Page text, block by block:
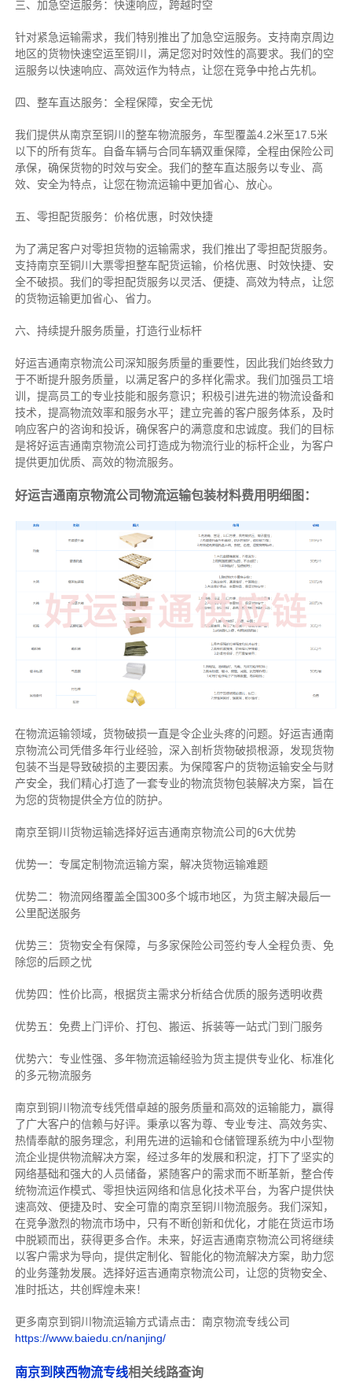
三、加急空运服务：快速响应，跨越时空
针对紧急运输需求，我们特别推出了加急空运服务。支持南京周边
地区的货物快速空运至铜川，满足您对时效性的高要求。我们的空
运服务以快速响应、高效运作为特点，让您在竞争中抢占先机。
四、整车直达服务：全程保障，安全无忧
我们提供从南京至铜川的整车物流服务，车型覆盖4.2米至17.5米
以下的所有货车。自备车辆与合同车辆双重保障，全程由保险公司
承保，确保货物的时效与安全。我们的整车直达服务以专业、高
效、安全为特点，让您在物流运输中更加省心、放心。
五、零担配货服务：价格优惠，时效快捷
为了满足客户对零担货物的运输需求，我们推出了零担配货服务。
支持南京至铜川大票零担整车配货运输，价格优惠、时效快捷、安
全不破损。我们的零担配货服务以灵活、便捷、高效为特点，让您
的货物运输更加省心、省力。
六、持续提升服务质量，打造行业标杆
好运吉通南京物流公司深知服务质量的重要性，因此我们始终致力
于不断提升服务质量，以满足客户的多样化需求。我们加强员工培
训，提高员工的专业技能和服务意识；积极引进先进的物流设备和
技术，提高物流效率和服务水平；建立完善的客户服务体系，及时
响应客户的咨询和投诉，确保客户的满意度和忠诚度。我们的目标
是将好运吉通南京物流公司打造成为物流行业的标杆企业，为客户
提供更加优质、高效的物流服务。
好运吉通南京物流公司物流运输包装材料费用明细图：
在物流运输领域，货物破损一直是令企业头疼的问题。好运吉通南
京物流公司凭借多年行业经验，深入剖析货物破损根源，发现货物
包装不当是导致破损的主要因素。为保障客户的货物运输安全与财
产安全，我们精心打造了一套专业的物流货物包装解决方案，旨在
为您的货物提供全方位的防护。
南京至铜川货物运输选择好运吉通南京物流公司的6大优势
优势一：专属定制物流运输方案，解决货物运输难题
优势二：物流网络覆盖全国300多个城市地区，为货主解决最后一
公里配送服务
优势三：货物安全有保障，与多家保险公司签约专人全程负责、免
除您的后顾之忧
优势四：性价比高，根据货主需求分析结合优质的服务透明收费
优势五：免费上门评价、打包、搬运、拆装等一站式门到门服务
优势六：专业性强、多年物流运输经验为货主提供专业化、标准化
的多元物流服务
南京到铜川物流专线凭借卓越的服务质量和高效的运输能力，赢得
了广大客户的信赖与好评。 秉承以客为尊、专业专注、高效务实、
热情奉献的服务理念，利用先进的运输和仓储管理系统为中小型物
流企业提供物流解决方案，经过多年的发展和积淀，打下了坚实的
网络基础和强大的人员储备，紧随客户的需求而不断革新，整合传
统物流运作模式、零担快运网络和信息化技术平台，为客户提供快
速高效、便捷及时、安全可靠的南京至铜川物流服务。 我们深知，
在竞争激烈的物流市场中，只有不断创新和优化，才能在货运市场
中脱颖而出，获得更多合作。 未来，好运吉通南京物流公司将继续
以客户需求为导向，提供定制化、智能化的物流解决方案，助力您
的业务蓬勃发展。选择好运吉通南京物流公司，让您的货物安全、
准时抵达，共创辉煌未来！
更多南京到铜川物流运输方式请点击：南京物流专线公司
https://www.baiedu.cn/nanjing/
南京到陕西物流专线相关线路查询